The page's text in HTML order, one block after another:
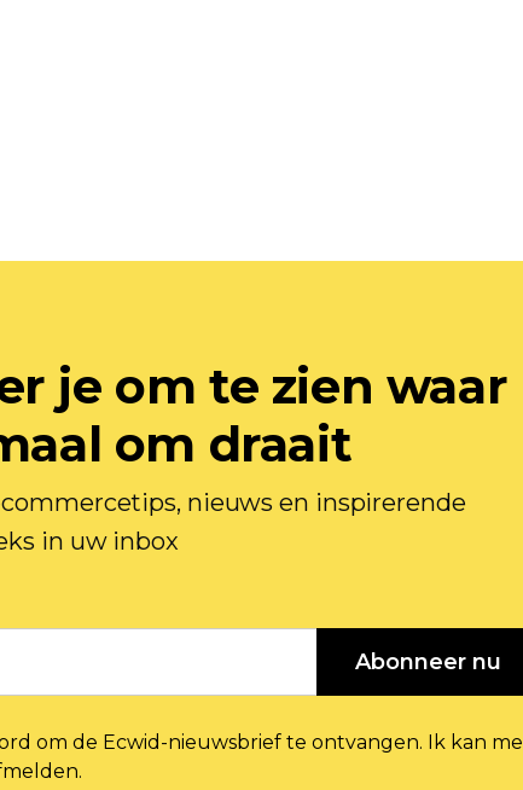
je om te zien waar
om draait
nieuws en inspirerende
in uw inbox
Abonneer nu
om de Ecwid-nieuwsbrief te ontvangen. Ik kan me